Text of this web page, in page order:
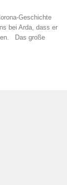
Geschichte
bei Arda, dass er
Das große